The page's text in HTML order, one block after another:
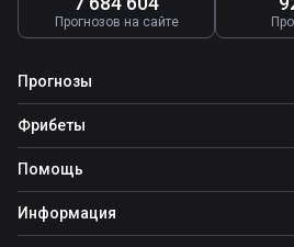
Прогнозов на сайте
Прогнозы
Все прогнозы
Топ ставок
Прогнозы на футбол
Фрибеты
Фрибеты
Помощь
Школа ставок
Вопросы и ответы
Информация